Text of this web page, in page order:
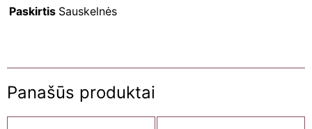
Paskirtis Sauskelnės
Panašūs produktai